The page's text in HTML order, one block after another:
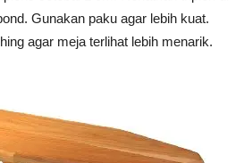
Gunakan paku agar lebih kuat.
agar meja terlihat lebih menarik.